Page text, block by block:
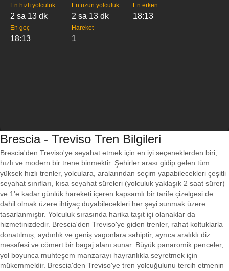
En hızlı yolculuk
2 sa 13 dk
En uzun yolculuk
2 sa 13 dk
En erken
18:13
En geç
18:13
Hareket
1
Brescia - Treviso Tren Bilgileri
Brescia'den Treviso'ye seyahat etmek için en iyi seçeneklerden biri,
hızlı ve modern bir trene binmektir. Şehirler arası gidip gelen tüm
yüksek hızlı trenler, yolculara, aralarından seçim yapabilecekleri çeşitli
seyahat sınıfları, kısa seyahat süreleri (yolculuk yaklaşık 2 saat sürer)
ve 1'e kadar günlük hareketi içeren kapsamlı bir tarife çizelgesi de
dahil olmak üzere ihtiyaç duyabilecekleri her şeyi sunmak üzere
tasarlanmıştır. Yolculuk sırasında harika taşıt içi olanaklar da
hizmetinizdedir. Brescia'den Treviso'ye giden trenler, rahat koltuklarla
donatılmış, aydınlık ve geniş vagonlara sahiptir, ayrıca aralıklı diz
mesafesi ve cömert bir bagaj alanı sunar. Büyük panaromik penceler,
yol boyunca muhteşem manzarayı hayranlıkla seyretmek için
mükemmeldir. Brescia'den Treviso'ye tren yolcuğulunu tercih etmenin